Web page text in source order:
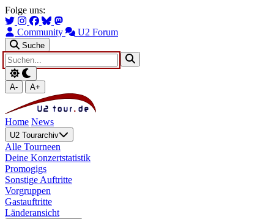
Zum Hauptinhalt springen
Zur Navigation springen
Folge uns:
Community U2 Forum
Suche
A- A+
Home News
U2 Tourarchiv
Alle Tourneen
Deine Konzertstatistik
Promogigs
Sonstige Auftritte
Vorgruppen
Gastauftritte
Länderansicht